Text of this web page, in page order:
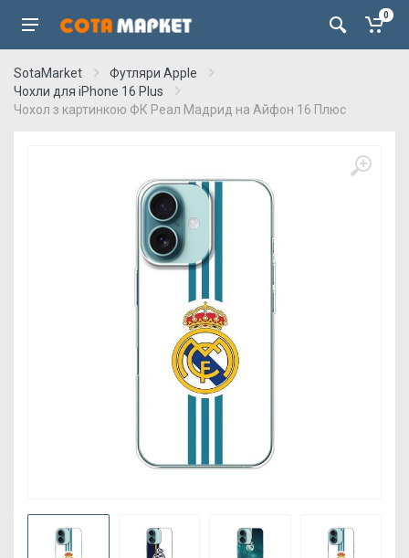
0
SotaMarket
Футляри Apple
Чохли для iPhone 16 Plus
Чохол з картинкою ФК Реал Мадрид на Айфон 16 Плюс